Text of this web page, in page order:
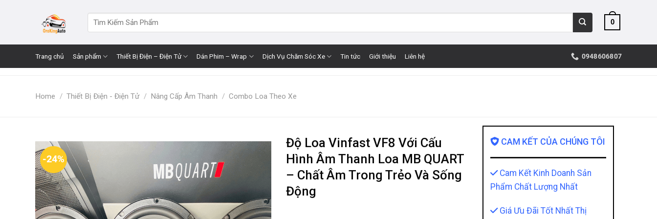
for:
0
Trang chủ Sản phẩm Thiết Bị Điện – Điện Tử Dán Phim – Wrap Dịch Vụ Chăm Sóc Xe Tin tức Giới thiệu Liên hệ 0948606807
Home / Thiết Bị Điện - Điện Tử / Nâng Cấp Âm Thanh / Combo Loa Theo Xe
-24%
Độ Loa Vinfast VF8 Với Cấu
Hình Âm Thanh Loa MB QUART
– Chất Âm Trong Trẻo Và Sống
Động
CAM KẾT CỦA CHÚNG TÔI
Cam Kết Kinh Doanh Sản
Phẩm Chất Lượng Nhất
Giá Ưu Đãi Tốt Nhất Thị